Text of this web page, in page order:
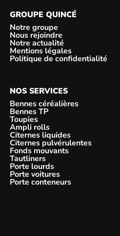
GROUPE QUINCÉ
Notre groupe
Nous rejoindre
Notre actualité
Mentions légales
Politique de confidentialité
NOS SERVICES
Bennes céréalières
Bennes TP
Toupies
Ampli rolls
Citernes liquides
Citernes pulvérulentes
Fonds mouvants
Tautliners
Porte lourds
Porte voitures
Porte conteneurs